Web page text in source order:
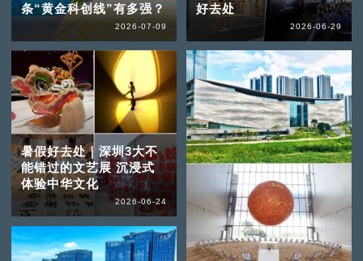
条“黄金科创线”有多强？
2026-07-09
好去处
2026-06-29
暑假好去处｜深圳3大不
能错过的文艺展 沉浸式
体验中华文化
2026-06-24